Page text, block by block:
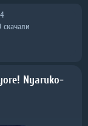
скачали
Nyaruko-